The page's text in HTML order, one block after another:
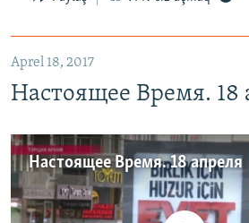
Aprel 18, 2017
Настоящее Время. 18
Настоящее Время. 18 апреля